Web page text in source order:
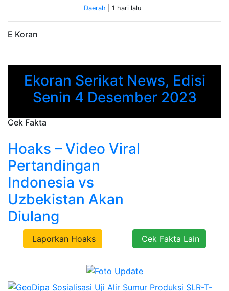
Daerah | 1 hari lalu
E Koran
Ekoran Serikat News, Edisi
Senin 4 Desember 2023
Previous
Cek Fakta
Hoaks – Video Viral
Pertandingan
Indonesia vs
Uzbekistan Akan
Diulang
Laporkan Hoaks Cek Fakta Lain